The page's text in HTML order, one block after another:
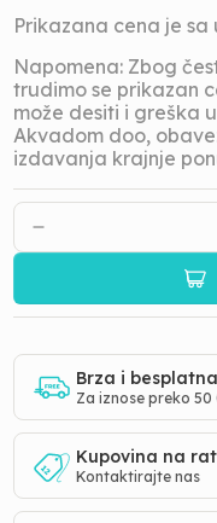
Prikazana cena je
Napomena: Zbog
trudimo se prikazan
može desiti i greška
Akvadom doo,
izdavanja krajnje
Brza i
Za iznose preko
Kupovina na
Kontaktirajte nas